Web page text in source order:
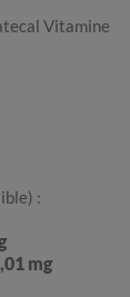
Vitamine
:
mg